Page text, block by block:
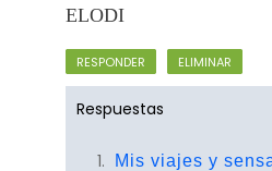
ELODI
RESPONDER ELIMINAR
Respuestas
Mis viajes y